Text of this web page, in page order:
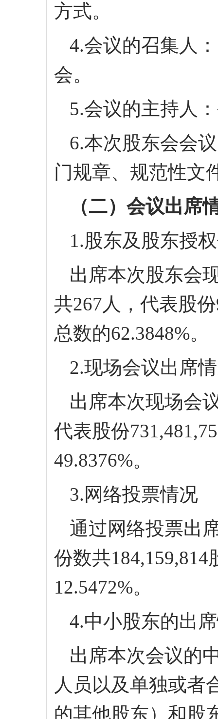
方式。
4.会议的召集人：
会。
5.会议的主持人
6.本次股东会会
门规章、规范性文
（二）会议出席
1.股东及股东授
出席本次股东会
共267人， 代表股份
总数的62.3848%。
2.现场会议出席
出席本次现场会
代表股份
49.8376%。
3.网络投票情况
通过网络投票出
份数共184,159,814
12.5472%。
4.中小股东的出
出席本次会议的
人员以及单独或者
的其他股东）和股